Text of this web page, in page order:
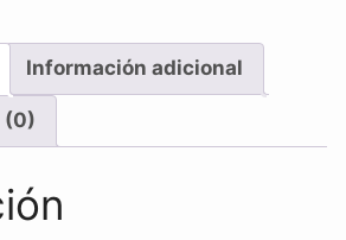
Información adicional
(0)